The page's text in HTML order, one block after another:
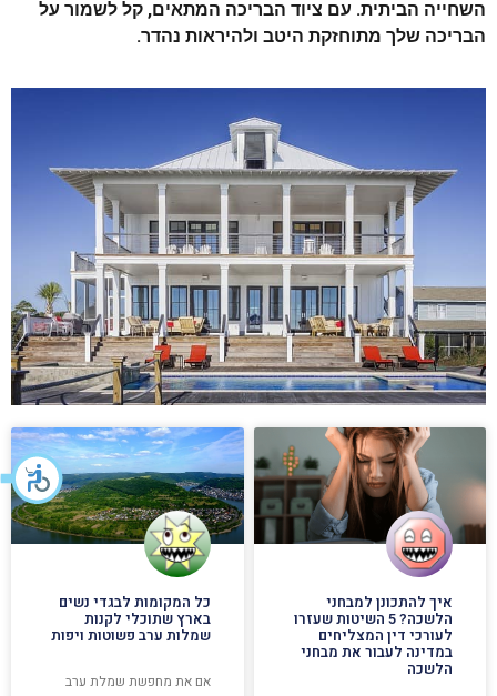
השחייה הביתית. עם ציוד הבריכה המתאים, קל לשמור על
הבריכה שלך מתוחזקת היטב ולהיראות נהדר.
איך להתכונן למבחני
הלשכה? 5 השיטות שעזרו
לעורכי דין המצליחים
במדינה לעבור את מבחני
הלשכה
כל המקומות לבגדי נשים
בארץ שתוכלי לקנות
שמלות ערב פשוטות ויפות
אם את מחפשת שמלת ערב